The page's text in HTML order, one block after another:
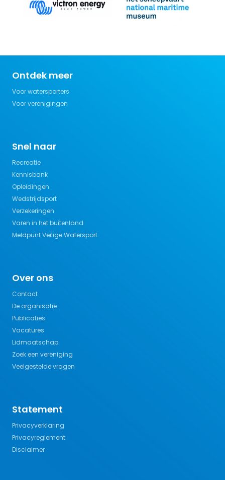
Ontdek meer
Voor watersporters
Voor verenigingen
Snel naar
Recreatie
Kennisbank
Opleidingen
Wedstrijdsport
Verzekeringen
Varen in het buitenland
Meldpunt Veilige Watersport
Over ons
Contact
De organisatie
Publicaties
Vacatures
Lidmaatschap
Zoek een vereniging
Veelgestelde vragen
Statement
Privacyverklaring
Privacyreglement
Disclaimer